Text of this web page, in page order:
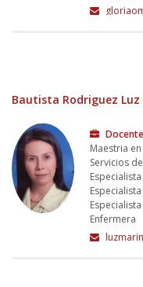
Bautista Rodriguez
Maestria
Servicios
Enfermera